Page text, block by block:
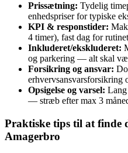
Prissætning: Tydelig
enhedspriser for typiske
KPI & responstider:
4 timer), fast dag for
Inkluderet/ekskluderet:
og parkering — alt skal
Forsikring og ansvar:
erhvervsansvarsforsikring
Opsigelse og varsel: Lang
— stræb efter max 3
Praktiske tips til at finde
Amagerbro